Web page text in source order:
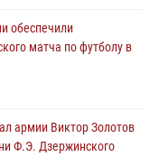
гимнастике
почтили
обеспечили
матча по футболу в
армии Виктор Золотов
Ф.Э. Дзержинского